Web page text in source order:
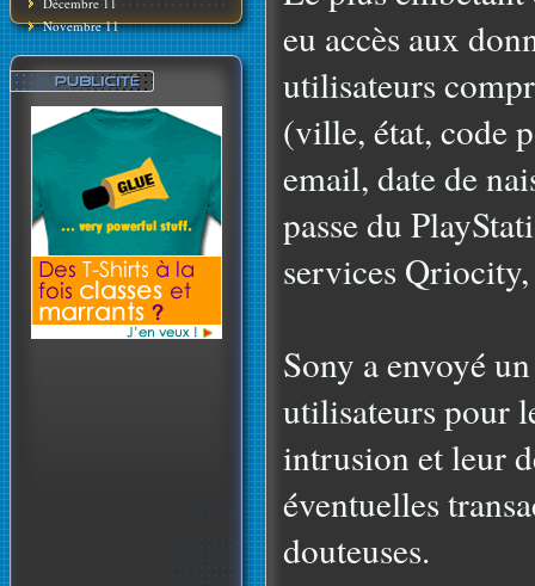
Novembre 11
eu accès aux
utilisateurs
(ville, état, code
email, date de
passe du
services
Sony a envoyé
utilisateurs pour
intrusion et leur
éventuelles
douteuses.